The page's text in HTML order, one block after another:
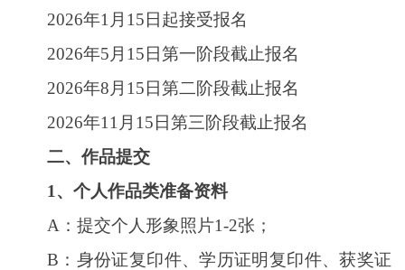
2026年1 月 15 日起接受报名
2026年5 月 15日第一阶段截止报名
2026年8 月 15日第二阶段截止报名
2026年11 月 15日第三阶段截止报名
二、 作品提交
1、 个人作品类准备资料
A： 提交个人 形象照片1-2张 ；
B： 身份证复印件、学历证明复印件、获奖证